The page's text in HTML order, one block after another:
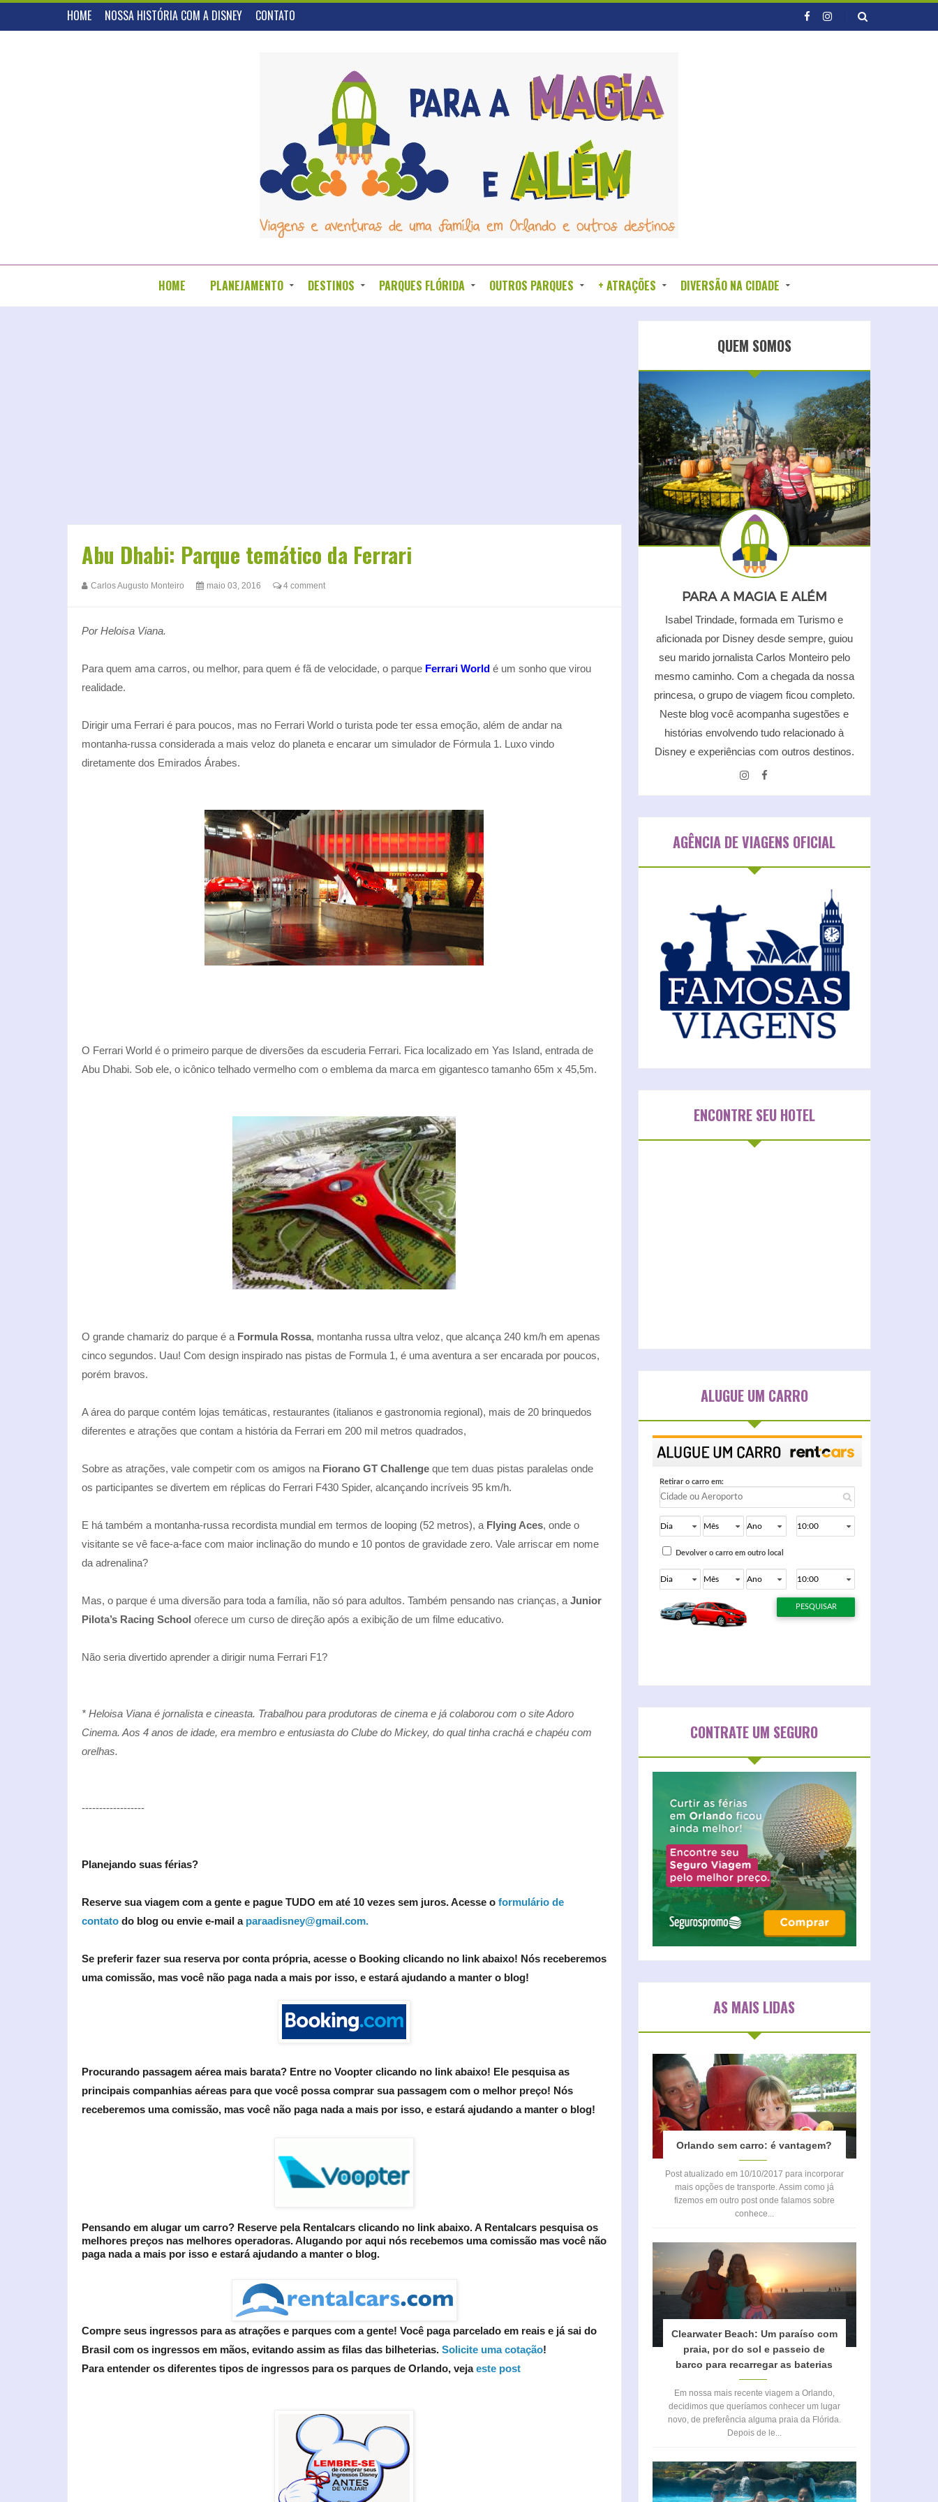
HOME NOSSA HISTÓRIA COM A DISNEY CONTATO
HOME PLANEJAMENTO DESTINOS PARQUES FLÓRIDA OUTROS PARQUES + ATRAÇÕES DIVERSÃO NA CIDADE
Abu Dhabi: Parque temático da Ferrari
Carlos Augusto Monteiro maio 03, 2016 4 comment
Por Heloisa Viana.
Para quem ama carros, ou melhor, para quem é fã de velocidade, o parque Ferrari World é um sonho que virou
realidade.
Dirigir uma Ferrari é para poucos, mas no Ferrari World o turista pode ter essa emoção, além de andar na
montanha-russa considerada a mais veloz do planeta e encarar um simulador de Fórmula 1. Luxo vindo
diretamente dos Emirados Árabes.
O Ferrari World é o primeiro parque de diversões da escuderia Ferrari. Fica localizado em Yas Island, entrada de
Abu Dhabi. Sob ele, o icônico telhado vermelho com o emblema da marca em gigantesco tamanho 65m x 45,5m.
O grande chamariz do parque é a Formula Rossa, montanha russa ultra veloz, que alcança 240 km/h em apenas
cinco segundos. Uau! Com design inspirado nas pistas de Formula 1, é uma aventura a ser encarada por poucos,
porém bravos.
A área do parque contém lojas temáticas, restaurantes (italianos e gastronomia regional), mais de 20 brinquedos
diferentes e atrações que contam a história da Ferrari em 200 mil metros quadrados,
Sobre as atrações, vale competir com os amigos na Fiorano GT Challenge que tem duas pistas paralelas onde
os participantes se divertem em réplicas do Ferrari F430 Spider, alcançando incríveis 95 km/h.
E há também a montanha-russa recordista mundial em termos de looping (52 metros), a Flying Aces, onde o
visitante se vê face-a-face com maior inclinação do mundo e 10 pontos de gravidade zero. Vale arriscar em nome
da adrenalina?
Mas, o parque é uma diversão para toda a família, não só para adultos. Também pensando nas crianças, a Junior
Pilota’s Racing School oferece um curso de direção após a exibição de um filme educativo.
Não seria divertido aprender a dirigir numa Ferrari F1?
* Heloisa Viana é jornalista e cineasta. Trabalhou para produtoras de cinema e já colaborou com o site Adoro
Cinema. Aos 4 anos de idade, era membro e entusiasta do Clube do Mickey, do qual tinha crachá e chapéu com
orelhas.
------------------
Planejando suas férias?
Reserve sua viagem com a gente e pague TUDO em até 10 vezes sem juros. Acesse o formulário de
contato do blog ou envie e-mail a paraadisney@gmail.com.
Se preferir fazer sua reserva por conta própria, acesse o Booking clicando no link abaixo! Nós receberemos
uma comissão, mas você não paga nada a mais por isso, e estará ajudando a manter o blog!
Procurando passagem aérea mais barata? Entre no Voopter clicando no link abaixo! Ele pesquisa as
principais companhias aéreas para que você possa comprar sua passagem com o melhor preço! Nós
receberemos uma comissão, mas você não paga nada a mais por isso, e estará ajudando a manter o blog!
Pensando em alugar um carro? Reserve pela Rentalcars clicando no link abaixo. A Rentalcars pesquisa os
melhores preços nas melhores operadoras. Alugando por aqui nós recebemos uma comissão mas você não
paga nada a mais por isso e estará ajudando a manter o blog.
Compre seus ingressos para as atrações e parques com a gente! Você paga parcelado em reais e já sai do
Brasil com os ingressos em mãos, evitando assim as filas das bilheterias. Solicite uma cotação!
Para entender os diferentes tipos de ingressos para os parques de Orlando, vejaeste post
QUEM SOMOS
PARA A MAGIA E ALÉM
Isabel Trindade, formada em Turismo e
aficionada por Disney desde sempre, guiou
seu marido jornalista Carlos Monteiro pelo
mesmo caminho. Com a chegada da nossa
princesa, o grupo de viagem ficou completo.
Neste blog você acompanha sugestões e
histórias envolvendo tudo relacionado à
Disney e experiências com outros destinos.
AGÊNCIA DE VIAGENS OFICIAL
ENCONTRE SEU HOTEL
ALUGUE UM CARRO
CONTRATE UM SEGURO
AS MAIS LIDAS
Orlando sem carro: é vantagem?
Post atualizado em 10/10/2017 para incorporar
mais opções de transporte. Assim como já
fizemos em outro post onde falamos sobre
conhece...
Clearwater Beach: Um paraíso com
praia, por do sol e passeio de
barco para recarregar as baterias
Em nossa mais recente viagem a Orlando,
decidimos que queríamos conhecer um lugar
novo, de preferência alguma praia da Flórida.
Depois de le...